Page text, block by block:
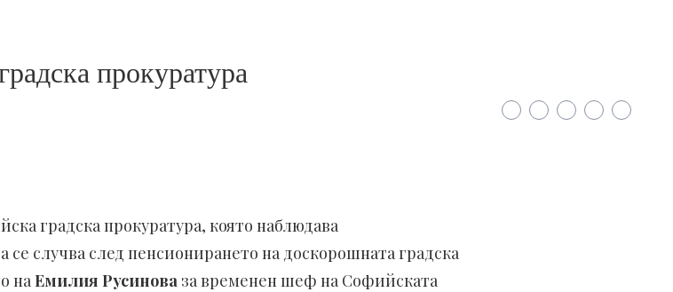
прокуратура
градска прокуратура, която наблюдава
се случва след пенсионирането на доскорошната градска
наЕмилия Русиноваза временен шеф на Софийската